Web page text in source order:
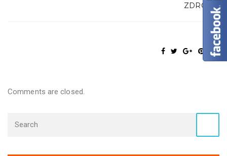
ZDROWI!
Comments are closed.